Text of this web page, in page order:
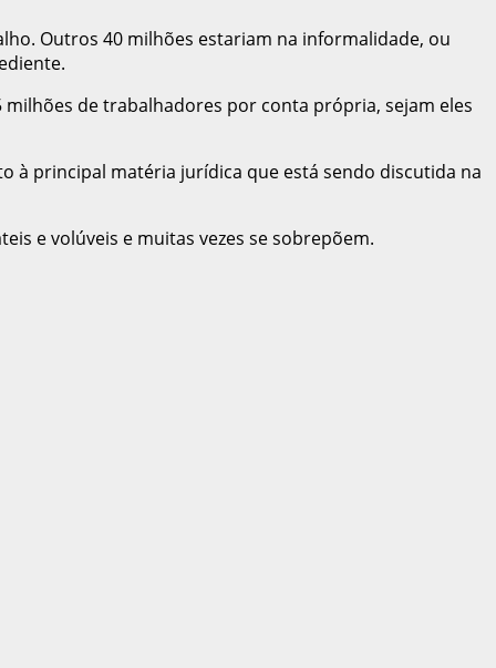
Outros 40 milhões estariam na informalidade, ou
de trabalhadores por conta própria, sejam eles
à principal matéria jurídica que está sendo discutida na
e volúveis e muitas vezes se sobrepõem.